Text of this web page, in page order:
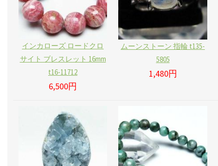
インカローズ ロードクロ
サイト ブレスレット 16mm
t16-11712
6,500円
ムーンストーン 指輪 t135-
5805
1,480円